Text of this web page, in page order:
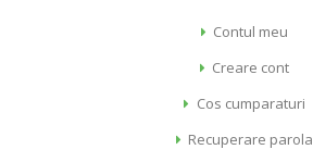
Contul meu
Creare cont
Cos cumparaturi
Recuperare parola